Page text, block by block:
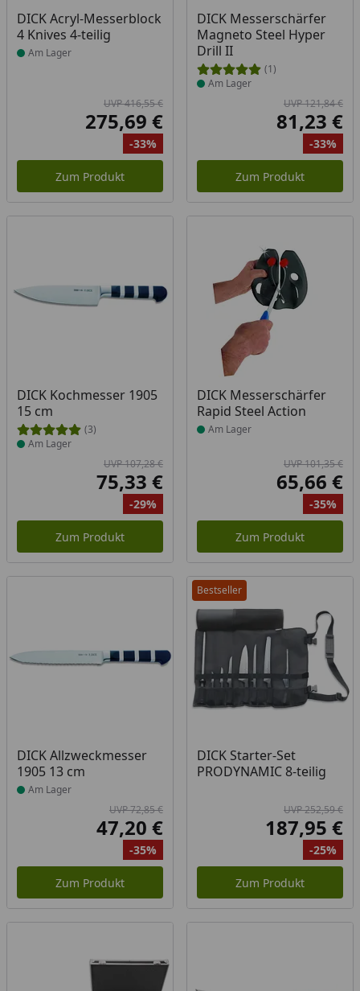
DICK Acryl-Messerblock
4 Knives 4-teilig
Produkt am Lager
Am Lager
Ursprünglicher Preis
UVP 416,55 €
Aktueller Preis
275,69 €
Rabatt
-33%
Zum Produkt
DICK Messerschärfer
Magneto Steel Hyper
Drill II
(1)
Produkt am Lager
Am Lager
UVP 121,84 €
81,23 €
-33%
Zum Produkt
DICK Kochmesser 1905
15 cm
(3)
Produkt am Lager
Am Lager
Ursprünglicher Preis
UVP 107,28 €
Aktueller Preis
75,33 €
Rabatt
-29%
Zum Produkt
DICK Messerschärfer
Rapid Steel Action
Produkt am Lager
Am Lager
UVP 101,35 €
65,66 €
-35%
Zum Produkt
DICK Allzweckmesser
1905 13 cm
Produkt am Lager
Am Lager
Ursprünglicher Preis
UVP 72,85 €
Aktueller Preis
47,20 €
Rabatt
-35%
Zum Produkt
Bestseller
DICK Starter-Set
PRODYNAMIC 8-teilig
UVP 252,59 €
187,95 €
-25%
Zum Produkt